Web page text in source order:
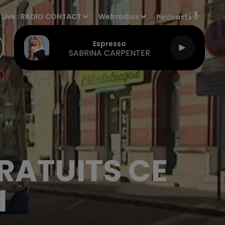
Live : RADIO CONTACT Webradios Podcasts
Espresso
SABRINA CARPENTER
CE